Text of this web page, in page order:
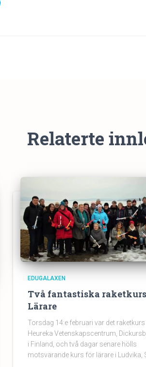
Relaterte
EDUGALAXEN
Två fantastiska
Lärare
Torsdag 14:e februari var det raketkurs
Heureka Vetenskapscentrum,
i Finland, och två dagar senare hölls
motsvarande kurs för lärare i Ludvika,